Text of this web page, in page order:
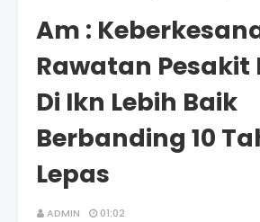
Am :
Rawatan Pesakit
Di Ikn Lebih Baik
Berbanding 10
Lepas
ADMIN 01:02